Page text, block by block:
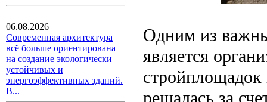
06.08.2026
Современная архитектура
всё больше ориентирована
на создание экологически
устойчивых и
энергоэффективных зданий.
В...
Одним из
является
решалась за